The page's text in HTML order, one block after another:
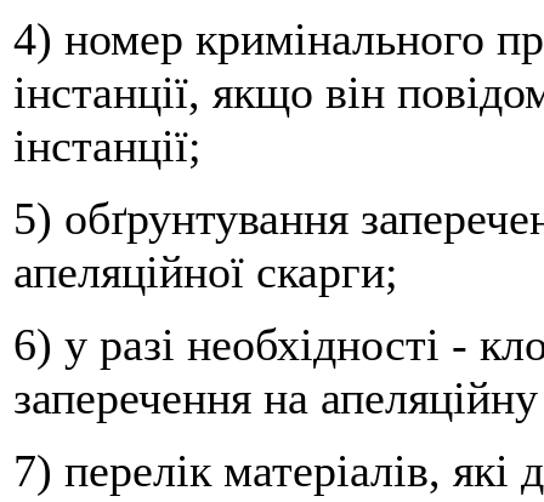
4) номер кримінального
інстанції, якщо він
інстанції;
5) обґрунтування
апеляційної скарги;
6) у разі необхідності -
заперечення на
7) перелік матеріалів, які